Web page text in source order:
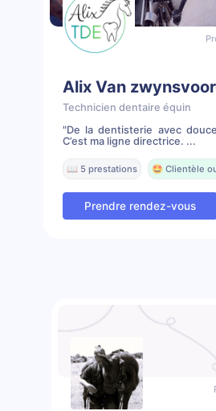
Alix Van
Technicien dentaire équin
"De la dentisterie avec
C’est ma ligne directrice. ...
📖 5 prestations 🤩 Clientèle
Prendre rendez-vous